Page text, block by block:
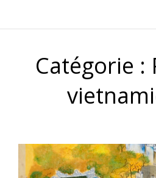
Catégorie :